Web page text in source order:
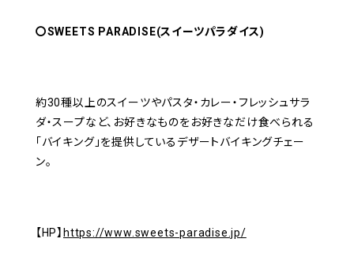
〇SWEETS PARADISE(スイーツパラダイス)
約30種以上のスイーツやパスタ・カレー・フレッシュサラ
ダ・スープなど、お好きなものをお好きなだけ食べられる
「バイキング」を提供しているデザートバイキングチェー
ン。
【HP】 https://www.sweets-paradise.jp/